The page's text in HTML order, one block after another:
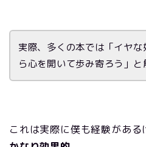
実際、多くの本では「イヤな
ら心を開いて歩み寄ろう」と
これは実際に僕も経験がある